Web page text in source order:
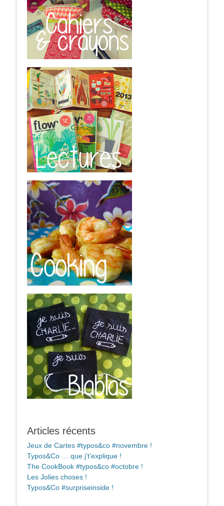
Articles récents
Jeux de Cartes #typos&co #novembre !
Typos&Co … que j’t’explique !
The CookBook #typos&co #octobre !
Les Jolies choses !
Typos&Co #surpriseinside !